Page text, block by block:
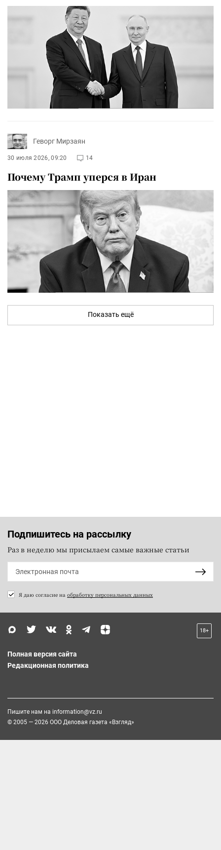
Геворг Мирзаян
30 июля 2026, 09:20 14
Почему Трамп уперся в Иран
Показать ещё
Подпишитесь на рассылку
Раз в неделю мы присылаем самые важные статьи
Я даю согласие на обработку персональных данных
18+
Полная версия сайта
Редакционная политика
Пишите нам на information@vz.ru
© 2005 — 2026 ООО Деловая газета «Взгляд»